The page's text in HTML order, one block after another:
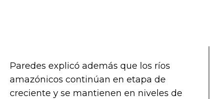
Paredes explicó además que los ríos
amazónicos continúan en etapa de
creciente y se mantienen en niveles de